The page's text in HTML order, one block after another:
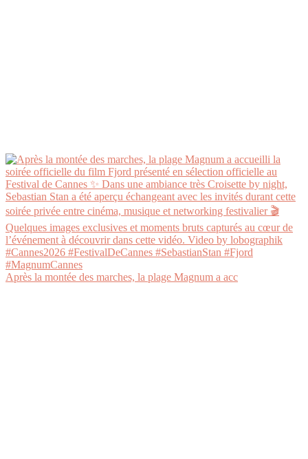
Après la montée des marches, la plage Magnum a acc